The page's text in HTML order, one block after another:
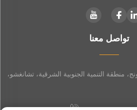
تواصل معنا
منطقة التنمية الجنوبية الشرقية، تشانغشو،